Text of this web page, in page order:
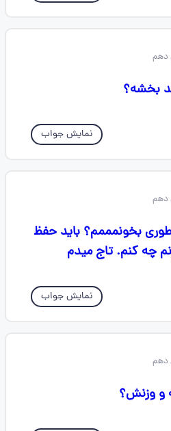
بخشه؟
نمایش جواب
رو چطوری بخونمممم؟ باید حفظ
چه کنم. تاج میدم
نمایش جواب
و وزنش؟